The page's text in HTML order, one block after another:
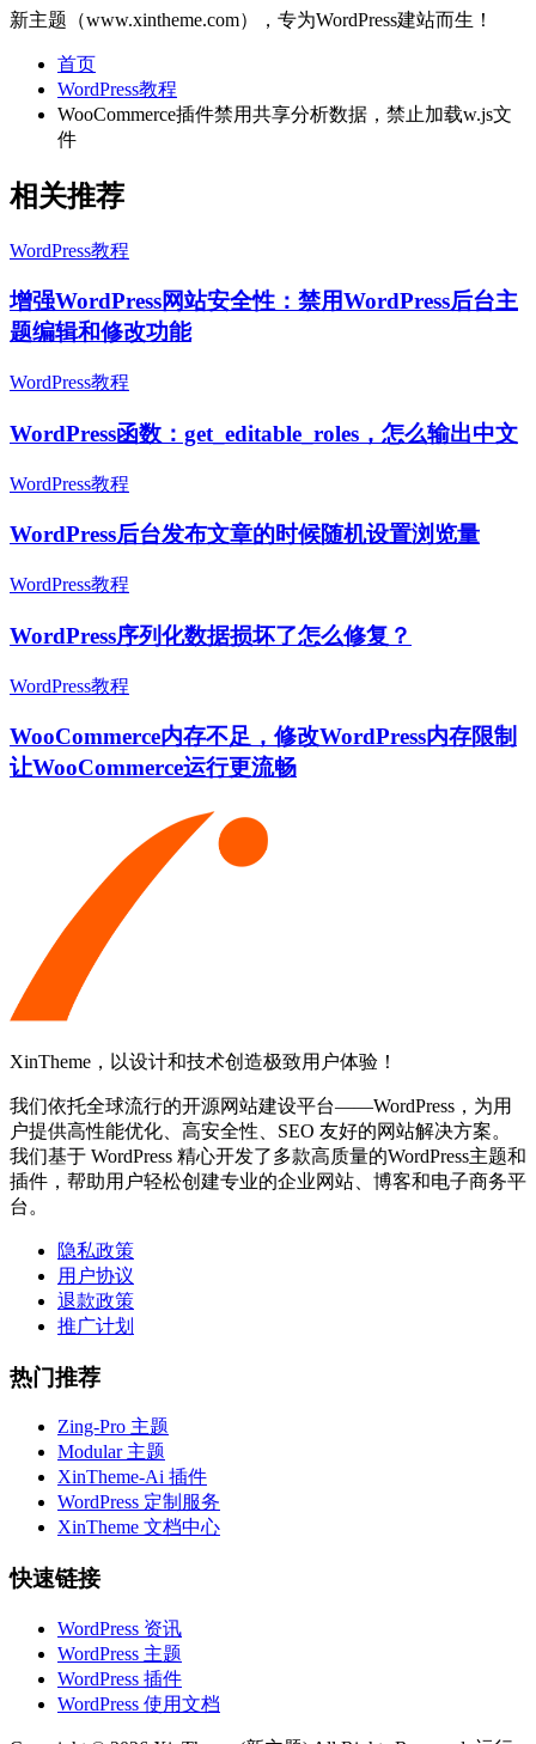
新主题（www.xintheme.com），专为WordPress建站而生！
首页
WordPress教程
WooCommerce插件禁用共享分析数据，禁止加载w.js文
件
相关推荐
WordPress教程
增强WordPress网站安全性：禁用WordPress后台主
题编辑和修改功能
WordPress教程
WordPress函数：get_editable_roles，怎么输出中文
WordPress教程
WordPress后台发布文章的时候随机设置浏览量
WordPress教程
WordPress序列化数据损坏了怎么修复？
WordPress教程
WooCommerce内存不足，修改WordPress内存限制
让WooCommerce运行更流畅
XinTheme，以设计和技术创造极致用户体验！
我们依托全球流行的开源网站建设平台——WordPress，为用
户提供高性能优化、高安全性、SEO 友好的网站解决方案。
我们基于 WordPress 精心开发了多款高质量的WordPress主题和
插件，帮助用户轻松创建专业的企业网站、博客和电子商务平
台。
隐私政策
用户协议
退款政策
推广计划
热门推荐
Zing-Pro 主题
Modular 主题
XinTheme-Ai 插件
WordPress 定制服务
XinTheme 文档中心
快速链接
WordPress 资讯
WordPress 主题
WordPress 插件
WordPress 使用文档